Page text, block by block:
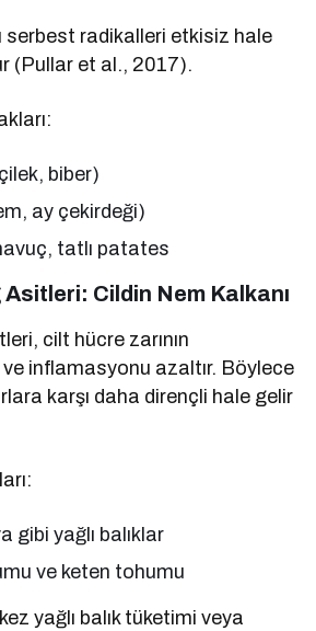
serbest radikalleri etkisiz hale
(Pullar et al., 2017).
biber)
ay çekirdeği)
tatlı patates
Asitleri: Cildin Nem Kalkanı
cilt hücre zarının
ve inflamasyonu azaltır. Böylece
karşı daha dirençli hale gelir
gibi yağlı balıklar
ve keten tohumu
yağlı balık tüketimi veya